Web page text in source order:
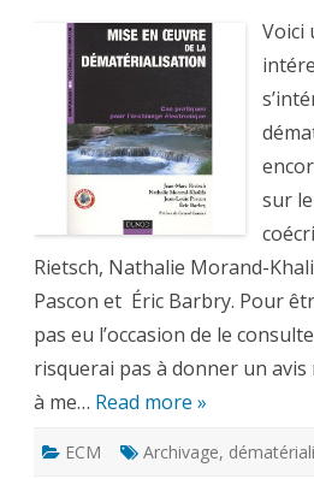
de
pratiques
pour
l’archivage
électronique
Voici
sur
Rietsch, Nathalie Morand-
Pascon et Éric Barbry. Pour
pas eu l’occasion de le
risquerai pas à donner un avis
à me… Read more »
ECM Archivage,